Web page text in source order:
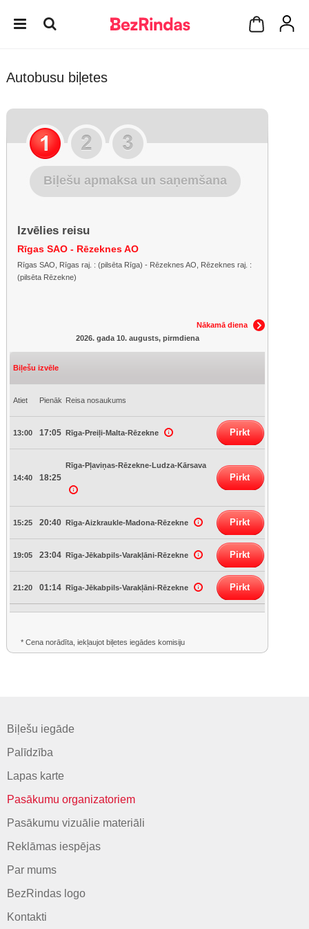
Autobusu biļetes
Biļešu apmaksa un saņemšana
Izvēlies reisu
Rīgas SAO - Rēzeknes AO
Rīgas SAO, Rīgas raj. : (pilsēta Rīga) - Rēzeknes AO, Rēzeknes raj. :
(pilsēta Rēzekne)
Nākamā diena
2026. gada 10. augusts, pirmdiena
Biļešu izvēle
Atiet Pienāk Reisa nosaukums
13:00 17:05 Rīga-Preiļi-Malta-Rēzekne Pirkt
14:40 18:25
Rīga-Pļaviņas-Rēzekne-Ludza-Kārsava
Pirkt
15:25 20:40 Rīga-Aizkraukle-Madona-Rēzekne Pirkt
19:05 23:04 Rīga-Jēkabpils-Varakļāni-Rēzekne Pirkt
21:20 01:14 Rīga-Jēkabpils-Varakļāni-Rēzekne Pirkt
* Cena norādīta, iekļaujot biļetes iegādes komisiju
Biļešu iegāde
Palīdzība
Lapas karte
Pasākumu organizatoriem
Pasākumu vizuālie materiāli
Reklāmas iespējas
Par mums
BezRindas logo
Kontakti